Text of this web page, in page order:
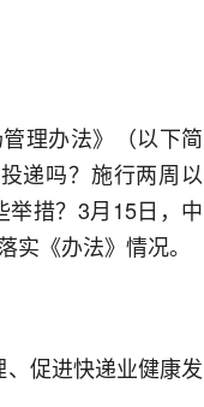
理办法》（以下简
递吗？施行两周以
举措？3月15日，中
《办法》情况。
促进快递业健康发